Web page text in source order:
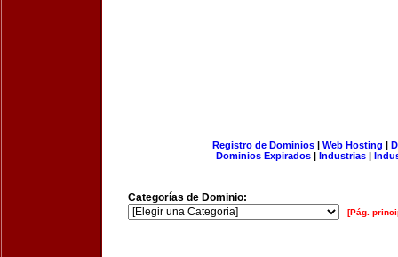
Registro de Dominios| Web Hosting |
Dominios Expirados | Industrias |
Categorías de Dominio:
[Pág.